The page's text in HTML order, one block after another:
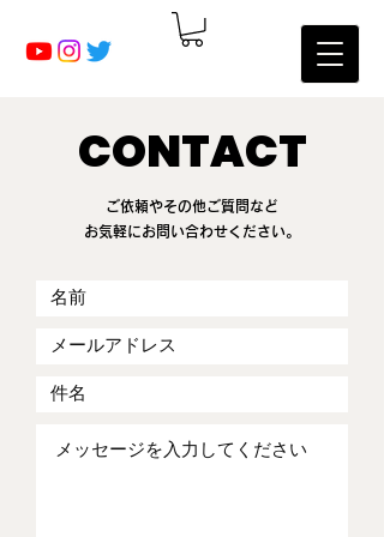
CONTACT
ご依頼やその他ご質問など
お気軽にお問い合わせください。